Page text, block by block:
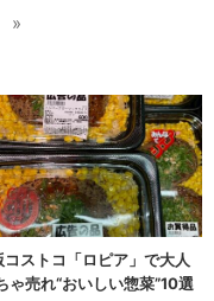
»